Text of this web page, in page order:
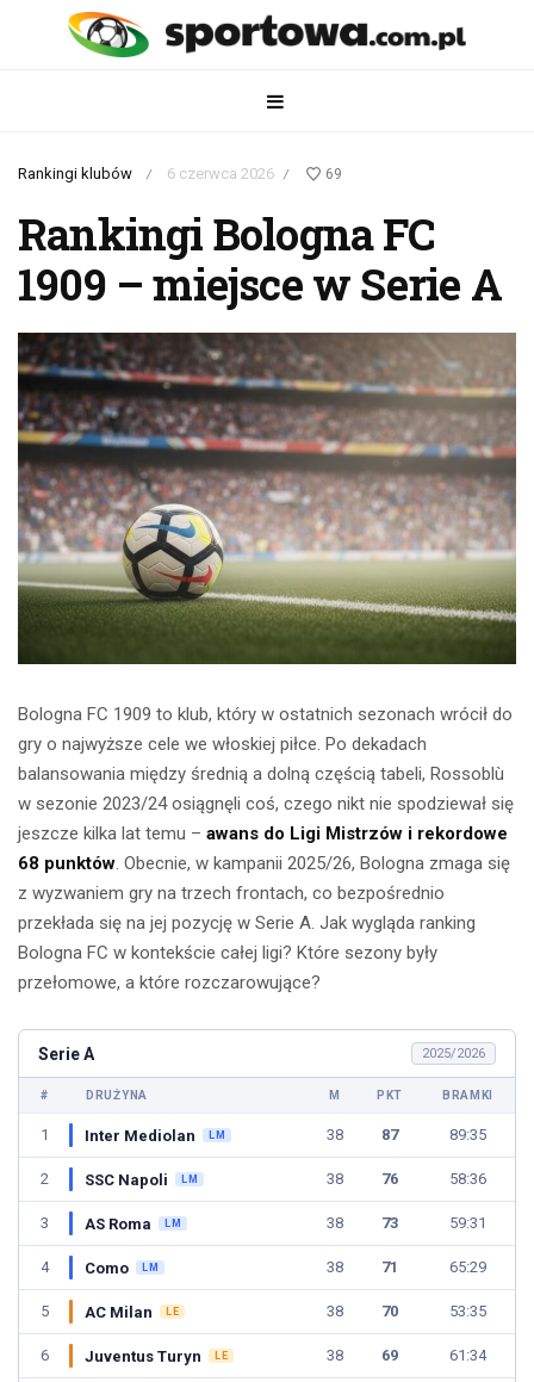
Rankingi klubów / 6 czerwca 2026 / 69
Rankingi Bologna FC
1909 – miejsce w Serie A
Bologna FC 1909 to klub, który w ostatnich sezonach wrócił do
gry o najwyższe cele we włoskiej piłce. Po dekadach
balansowania między średnią a dolną częścią tabeli, Rossoblù
w sezonie 2023/24 osiągnęli coś, czego nikt nie spodziewał się
jeszcze kilka lat temu – awans do Ligi Mistrzów i rekordowe
68 punktów. Obecnie, w kampanii 2025/26, Bologna zmaga się
z wyzwaniem gry na trzech frontach, co bezpośrednio
przekłada się na jej pozycję w Serie A. Jak wygląda ranking
Bologna FC w kontekście całej ligi? Które sezony były
przełomowe, a które rozczarowujące?
Serie A 2025/2026
# DRUŻYNA M PKT BRAMKI
1 Inter Mediolan LM 38 87 89:35
2 SSC Napoli LM 38 76 58:36
3 AS Roma LM 38 73 59:31
4 Como LM 38 71 65:29
5 AC Milan LE 38 70 53:35
6 Juventus Turyn LE 38 69 61:34